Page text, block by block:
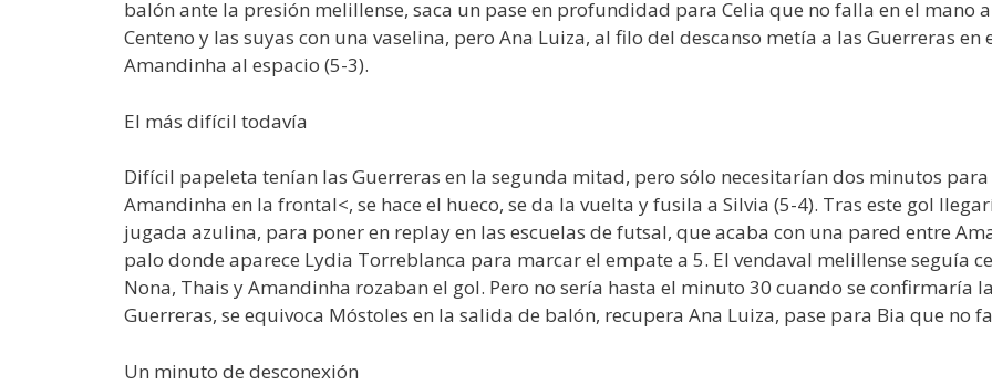
balón ante la presión melillense, saca un pase en profundidad para Celia que no falla en el mano
Centeno y las suyas con una vaselina, pero Ana Luiza, al filo del descanso metía a las Guerreras
Amandinha al espacio (5-3).
El más difícil todavía
Difícil papeleta tenían las Guerreras en la segunda mitad, pero sólo necesitarían dos minutos
Amandinha en la frontal<, se hace el hueco, se da la vuelta y fusila a Silvia (5-4). Tras este gol
jugada azulina, para poner en replay en las escuelas de futsal, que acaba con una pared entre
palo donde aparece Lydia Torreblanca para marcar el empate a 5. El vendaval melillense seguía
Nona, Thais y Amandinha rozaban el gol. Pero no sería hasta el minuto 30 cuando se confirmaría
Guerreras, se equivoca Móstoles en la salida de balón, recupera Ana Luiza, pase para Bia que no
Un minuto de desconexión